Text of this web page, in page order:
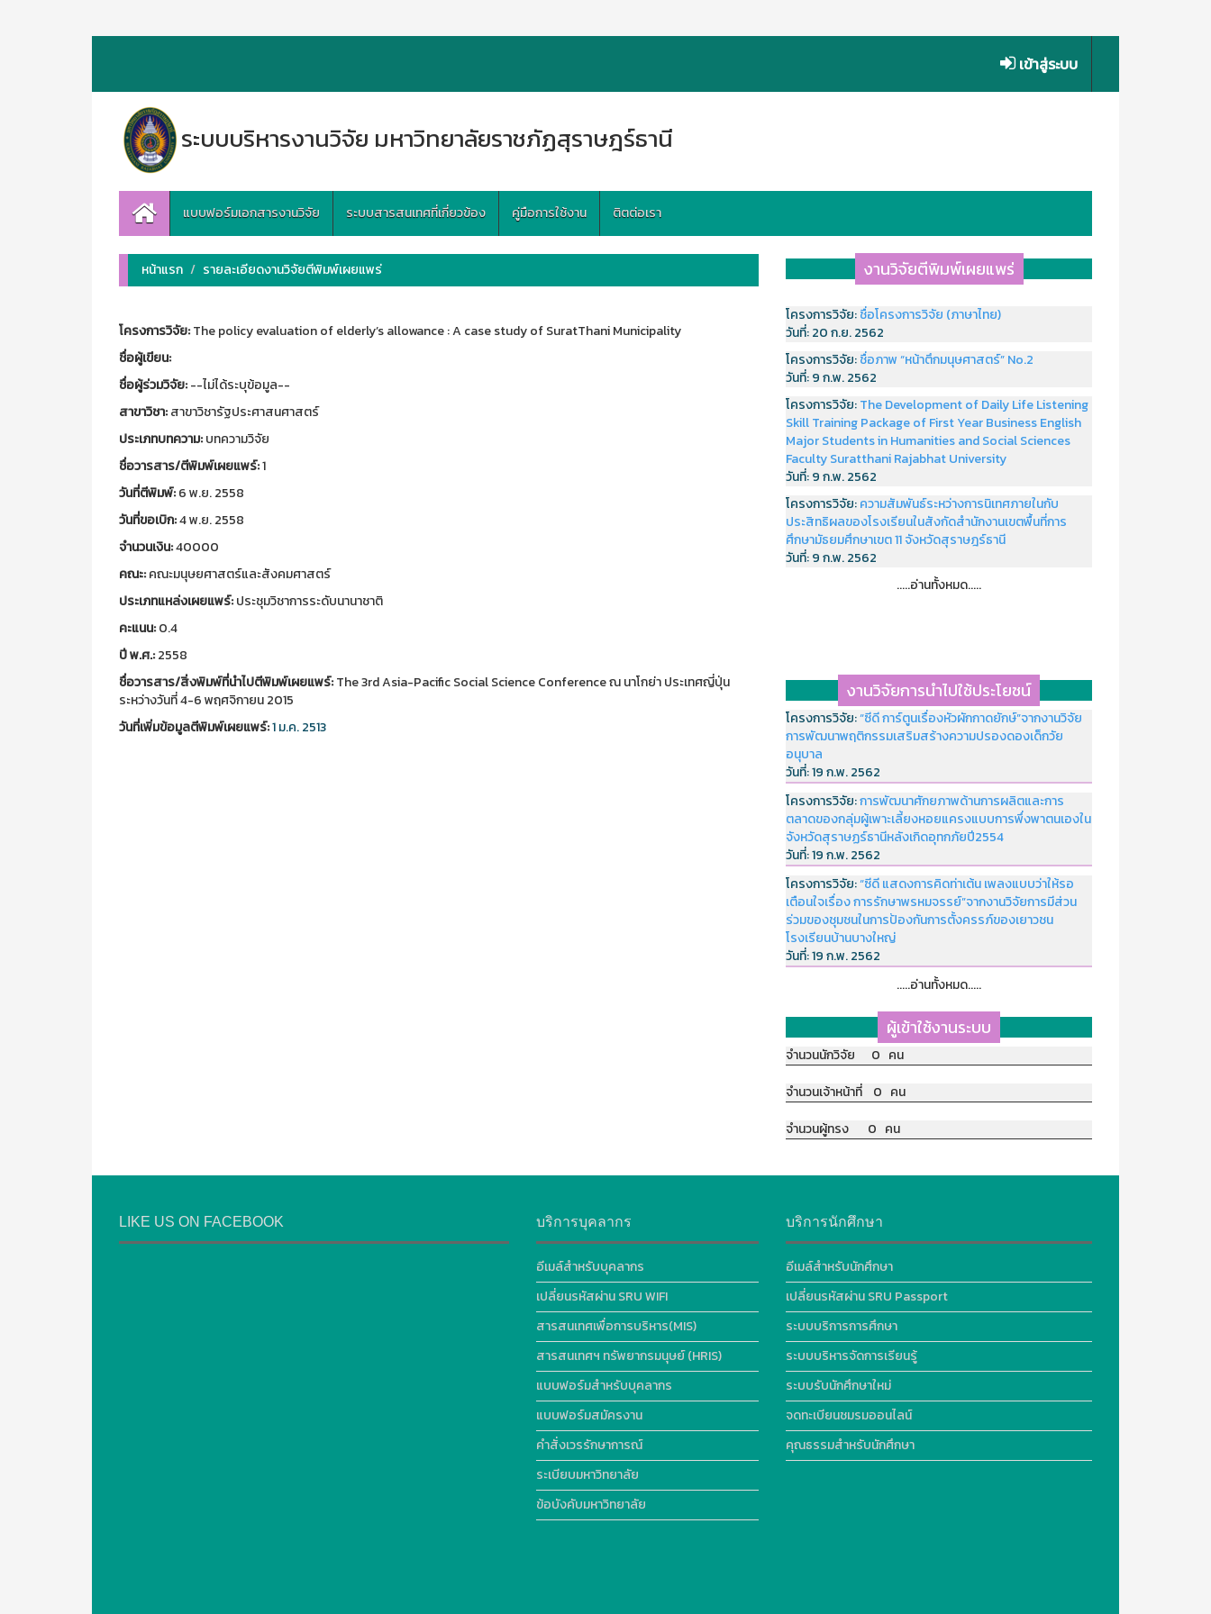
เข้าสู่ระบบ
ระบบบริหารงานวิจัย มหาวิทยาลัยราชภัฏสุราษฎร์ธานี
แบบฟอร์มเอกสารงานวิจัย ระบบสารสนเทศที่เกี่ยวข้อง คู่มือการใช้งาน ติตต่อเรา
หน้าแรก รายละเอียดงานวิจัยตีพิมพ์เผยแพร่
โครงการวิจัย:The policy evaluation of elderly’s allowance : A case study of SuratThani Municipality
ชื่อผู้เขียน:
ชื่อผู้ร่วมวิจัย:--ไม่ได้ระบุข้อมูล--
สาขาวิชา:สาขาวิชารัฐประศาสนศาสตร์
ประเภทบทความ:บทความวิจัย
ชื่อวารสาร/ตีพิมพ์เผยแพร์:1
วันที่ตีพิมพ์:6 พ.ย. 2558
วันที่ขอเบิก:4 พ.ย. 2558
จำนวนเงิน:40000
คณะ:คณะมนุษยศาสตร์และสังคมศาสตร์
ประเภทแหล่งเผยแพร์:ประชุมวิชาการระดับนานาชาติ
คะแนน:0.4
ปี พ.ศ.:2558
ชื่อวารสาร/สิ่งพิมพ์ที่นำไปตีพิมพ์เผยแพร์:The 3rd Asia-Pacific Social Science Conference ณ นาโกย่า ประเทศญี่ปุ่น
ระหว่างวันที่ 4-6 พฤศจิกายน 2015
วันที่เพิ่มข้อมูลตีพิมพ์เผยแพร์:1 ม.ค. 2513
งานวิจัยตีพิมพ์เผยแพร่
โครงการวิจัย:ชื่อโครงการวิจัย (ภาษาไทย)
วันที่:20 ก.ย. 2562
โครงการวิจัย:ชื่อภาพ “หน้าตึกมนุษศาสตร์” No.2
วันที่:9 ก.พ. 2562
โครงการวิจัย:The Development of Daily Life Listening
Skill Training Package of First Year Business English
Major Students in Humanities and Social Sciences
Faculty Suratthani Rajabhat University
วันที่:9 ก.พ. 2562
โครงการวิจัย:ความสัมพันธ์ระหว่างการนิเทศภายในกับ
ประสิทธิผลของโรงเรียนในสังกัดสำนักงานเขตพื้นที่การ
ศึกษามัธยมศึกษาเขต 11 จังหวัดสุราษฎร์ธานี
วันที่:9 ก.พ. 2562
.....อ่านทั้งหมด.....
งานวิจัยการนำไปใช้ประโยชน์
โครงการวิจัย:“ซีดี การ์ตูนเรื่องหัวผักกาดยักษ์”จากงานวิจัย
การพัฒนาพฤติกรรมเสริมสร้างความปรองดองเด็กวัย
อนุบาล
วันที่:19 ก.พ. 2562
โครงการวิจัย:การพัฒนาศักยภาพด้านการผลิตและการ
ตลาดของกลุ่มผู้เพาะเลี้ยงหอยแครงแบบการพึ่งพาตนเองใน
จังหวัดสุราษฏร์ธานีหลังเกิดอุทกภัยปี2554
วันที่:19 ก.พ. 2562
โครงการวิจัย:“ซีดี แสดงการคิดท่าเต้น เพลงแบบว่าให้รอ
เตือนใจเรื่อง การรักษาพรหมจรรย์”จากงานวิจัยการมีส่วน
ร่วมของชุมชนในการป้องกันการตั้งครรภ์ของเยาวชน
โรงเรียนบ้านบางใหญ่
วันที่:19 ก.พ. 2562
.....อ่านทั้งหมด.....
ผู้เข้าใช้งานระบบ
จำนวนนักวิจัย 0 คน
จำนวนเจ้าหน้าที่ 0 คน
จำนวนผู้ทรง 0 คน
LIKE US ON FACEBOOK บริการบุคลากร
อีเมล์สำหรับบุคลากร
เปลี่ยนรหัสผ่าน SRU WIFI
สารสนเทศเพื่อการบริหาร(MIS)
สารสนเทศฯ ทรัพยากรมนุษย์ (HRIS)
แบบฟอร์มสำหรับบุคลากร
แบบฟอร์มสมัครงาน
คำสั่งเวรรักษาการณ์
ระเบียบมหาวิทยาลัย
ข้อบังคับมหาวิทยาลัย
บริการนักศึกษา
อีเมล์สำหรับนักศึกษา
เปลี่ยนรหัสผ่าน SRU Passport
ระบบบริการการศึกษา
ระบบบริหารจัดการเรียนรู้
ระบบรับนักศึกษาใหม่
จดทะเบียนชมรมออนไลน์
คุณธรรมสำหรับนักศึกษา